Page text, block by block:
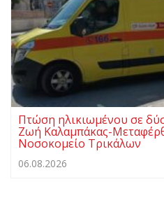
Πτώση ηλικιωμένου σε
Ζωή Καλαμπάκας-
Νοσοκομείο Τρικάλων
06.08.2026